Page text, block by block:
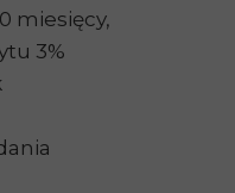
miesięcy,
3%